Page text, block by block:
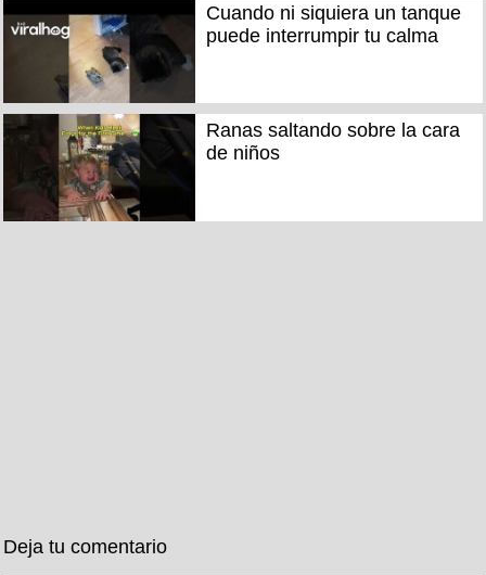
Cuando ni siquiera un tanque
puede interrumpir tu calma
Ranas saltando sobre la cara
de niños
Deja tu comentario